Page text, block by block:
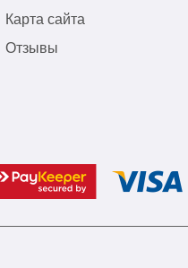
Карта сайта
Отзывы